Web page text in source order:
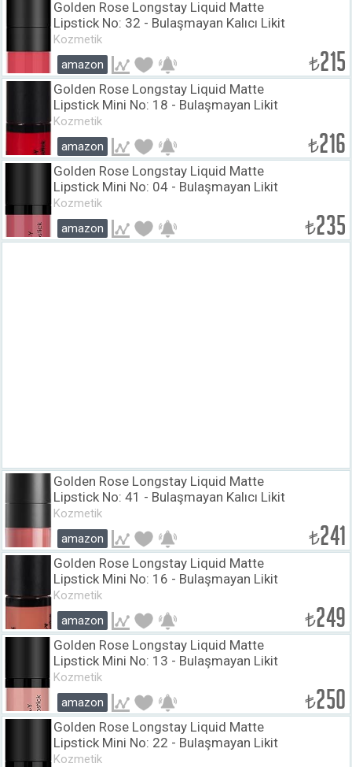
Golden Rose Longstay Liquid Matte
Lipstick No: 32 - Bulaşmayan Kalıcı Likit
Mat Ruj
Kozmetik
amazon
₺215
Golden Rose Longstay Liquid Matte
Lipstick Mini No: 18 - Bulaşmayan Likit
Mini Mat Ruj (3 ml)
Kozmetik
amazon
₺216
Golden Rose Longstay Liquid Matte
Lipstick Mini No: 04 - Bulaşmayan Likit
Mini Mat Ruj (3 ml)
Kozmetik
amazon
₺235
Golden Rose Longstay Liquid Matte
Lipstick No: 41 - Bulaşmayan Kalıcı Likit
Mat Ruj
Kozmetik
amazon
₺241
Golden Rose Longstay Liquid Matte
Lipstick Mini No: 16 - Bulaşmayan Likit
Mini Mat Ruj (3 ml)
Kozmetik
amazon
₺249
Golden Rose Longstay Liquid Matte
Lipstick Mini No: 13 - Bulaşmayan Likit
Mini Mat Ruj (3 ml)
Kozmetik
amazon
₺250
Golden Rose Longstay Liquid Matte
Lipstick Mini No: 22 - Bulaşmayan Likit
Mini Mat Ruj (3 ml)
Kozmetik